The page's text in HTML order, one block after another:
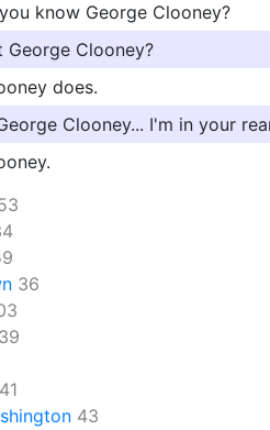
know George Clooney?
George Clooney?
does.
Clooney... I'm in your
36
41
43